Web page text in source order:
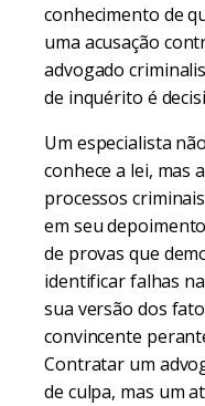
conhecimento de
uma acusação
advogado
de inquérito é
Um especialista
conhece a lei, mas
processos
em seu
de provas que
identificar falhas
sua versão dos
convincente
Contratar um
de culpa, mas um